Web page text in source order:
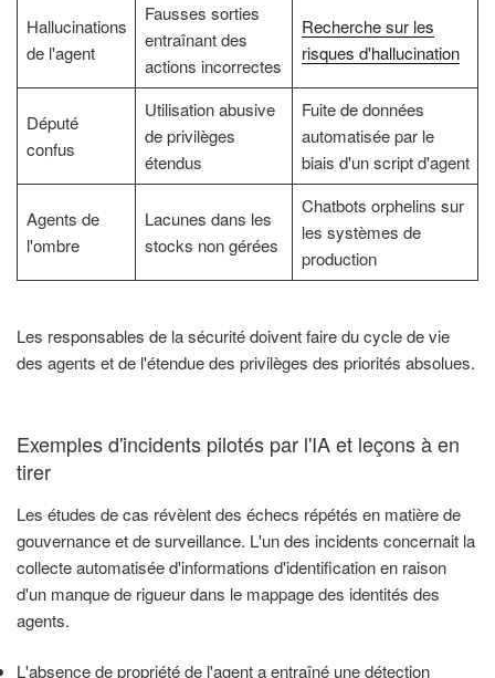
Hallucinations
de l'agent
Fausses sorties
entraînant des
actions incorrectes
Recherche sur les
risques d'hallucination
Député
confus
Utilisation abusive
de privilèges
étendus
Fuite de données
automatisée par le
biais d'un script d'agent
Agents de
l'ombre
Lacunes dans les
stocks non gérées
Chatbots orphelins sur
les systèmes de
production
Les responsables de la sécurité doivent faire du cycle de vie
des agents et de l'étendue des privilèges des priorités absolues.
Exemples d'incidents pilotés par l'IA et leçons à en
tirer
Les études de cas révèlent des échecs répétés en matière de
gouvernance et de surveillance. L'un des incidents concernait la
collecte automatisée d'informations d'identification en raison
d'un manque de rigueur dans le mappage des identités des
agents.
L'absence de propriété de l'agent a entraîné une détection